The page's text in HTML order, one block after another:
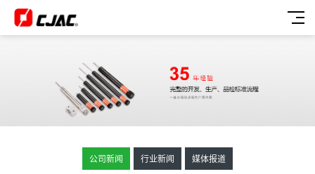
公司新闻 行业新闻 媒体报道